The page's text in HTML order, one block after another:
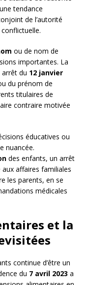
tendance
de l’autorité
ou de nom de
importantes. La
arrêt du 12 janvier
du prénom de
titulaires de
contraire motivée
éducatives ou
nuancée.
des enfants, un arrêt
affaires familiales
les parents, en se
médicales
et la
continue d’être un
du 7 avril 2023 a